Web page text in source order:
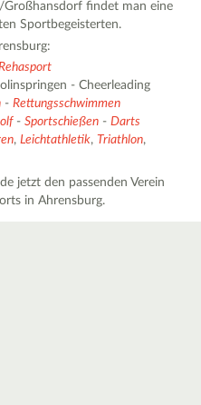
findet man eine
Sportbegeisterten.
- Cheerleading
-Rettungsschwimmen
-Sportschießen -Darts
,Leichtathletik, Triathlon,
jetzt den passenden Verein
in Ahrensburg.